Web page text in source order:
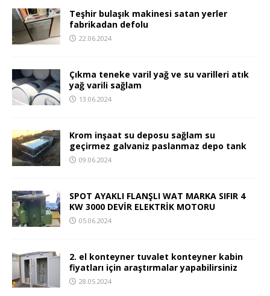
Teşhir bulaşık makinesi satan yerler
fabrikadan defolu
22.06.2024
Çıkma teneke varil yağ ve su varilleri atık
yağ varili sağlam
13.06.2024
Krom inşaat su deposu sağlam su
geçirmez galvaniz paslanmaz depo tank
09.06.2024
SPOT AYAKLI FLANŞLI WAT MARKA SIFIR 4
KW 3000 DEVİR ELEKTRİK MOTORU
05.06.2024
2. el konteyner tuvalet konteyner kabin
fiyatları için araştırmalar yapabilirsiniz
28.05.2024